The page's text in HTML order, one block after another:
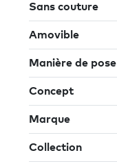
Sans couture
Amovible
Manière de pose
Concept
Marque
Collection